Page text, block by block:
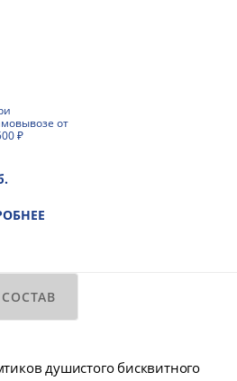
от
₽
СОСТАВ
душистого бисквитного